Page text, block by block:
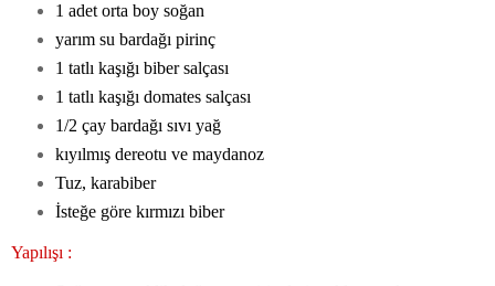
1 adet orta boy soğan
yarım su bardağı pirinç
1 tatlı kaşığı biber salçası
1 tatlı kaşığı domates salçası
1/2 çay bardağı sıvı yağ
kıyılmış dereotu ve maydanoz
Tuz, karabiber
İsteğe göre kırmızı biber
Yapılışı :